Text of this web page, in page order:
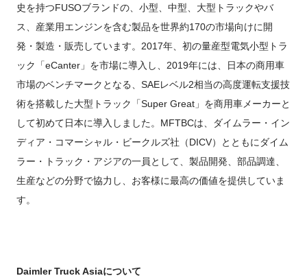
史を持つFUSOブランドの、小型、中型、大型トラックやバ
ス、産業用エンジンを含む製品を世界約170の市場向けに開
発・製造・販売しています。2017年、初の量産型電気小型トラ
ック「eCanter」を市場に導入し、2019年には、日本の商用車
市場のベンチマークとなる、SAEレベル2相当の高度運転支援技
術を搭載した大型トラック「Super Great」を商用車メーカーと
して初めて日本に導入しました。MFTBCは、ダイムラー・イン
ディア・コマーシャル・ビークルズ社（DICV）とともにダイム
ラー・トラック・アジアの一員として、製品開発、部品調達、
生産などの分野で協力し、お客様に最高の価値を提供していま
す。
Daimler Truck Asiaについて